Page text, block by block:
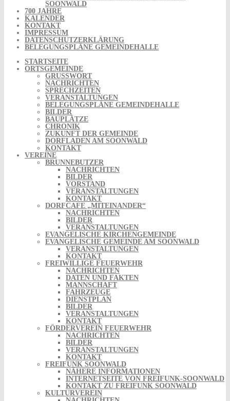
SOONWALD
700 JAHRE
KALENDER
KONTAKT
IMPRESSUM
DATENSCHUTZERKLÄRUNG
BELEGUNGSPLÄNE GEMEINDEHALLE
STARTSEITE
ORTSGEMEINDE
GRUSSWORT
NACHRICHTEN
SPRECHZEITEN
VERANSTALTUNGEN
BELEGUNGSPLÄNE GEMEINDEHALLE
BILDER
BAUPLÄTZE
CHRONIK
ZUKUNFT DER GEMEINDE
DORFLADEN AM SOONWALD
KONTAKT
VEREINE
BRUNNEBUTZER
NACHRICHTEN
BILDER
VORSTAND
VERANSTALTUNGEN
KONTAKT
DORFCAFE „MITEINANDER“
NACHRICHTEN
BILDER
VERANSTALTUNGEN
EVANGELISCHE KIRCHENGEMEINDE
EVANGELISCHE GEMEINDE AM SOONWALD
VERANSTALTUNGEN
KONTAKT
FREIWILLIGE FEUERWEHR
NACHRICHTEN
DATEN UND FAKTEN
MANNSCHAFT
FAHRZEUGE
DIENSTPLAN
BILDER
VERANSTALTUNGEN
KONTAKT
FÖRDERVEREIN FEUERWEHR
NACHRICHTEN
BILDER
VERANSTALTUNGEN
KONTAKT
FREIFUNK SOONWALD
NÄHERE INFORMATIONEN
INTERNETSEITE VON FREIFUNK-SOONWALD
KONTAKT ZU FREIFUNK SOONWALD
KULTURVEREIN